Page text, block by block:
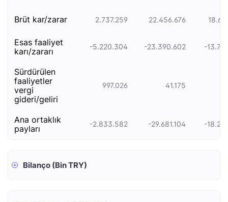
brüt kar/zarar 2.737.259 22.456.676
esas faali̇yet
kari/zarari
-5.220.304 -23.390.602 -
sürdürülen
faaliyetler
vergi
gideri/geliri
997.026 41.175
ana ortaklık
payları
-2.833.582 -29.681.104 -
Bilanço (Bin TRY)